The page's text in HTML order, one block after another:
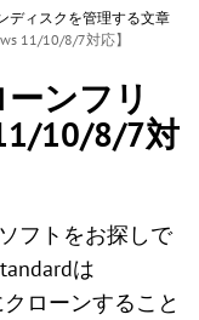
ディスクを管理する文章
11/10/8/7対応】
ンフリ
10/8/7対
フトをお探しで
は
ローンすること